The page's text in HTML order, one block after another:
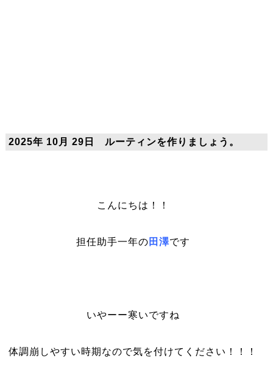
2025年 10月 29日 ルーティンを作りましょう。
こんにちは！！
担任助手一年の 田澤です
いやーー寒いですね
体調崩しやすい時期なので気を付けてください！！！